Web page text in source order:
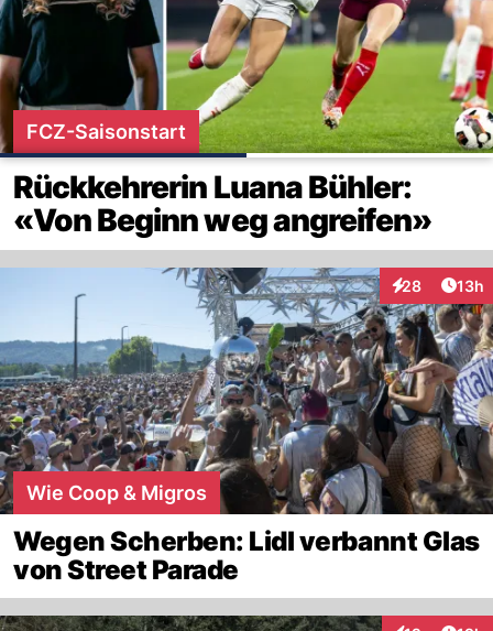
FCZ-Saisonstart
Rückkehrerin Luana Bühler:
«Von Beginn weg angreifen»
28
Interaktionen
13h
Wie Coop & Migros
Wegen Scherben: Lidl verbannt Glas
von Street Parade